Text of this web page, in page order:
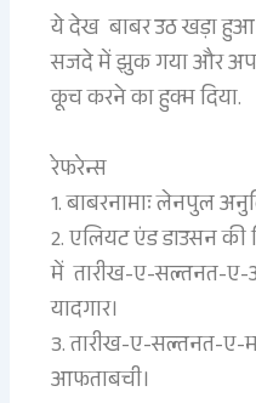
ये देख बाबर उठ खड़ा
सजदे में झुक गया और अपने
कूच करने का हुक्म दिया.
रेफरेन्स
1. बाबरनामाः लेनपुल
2. एलियट एंड डाउसन की
में तारीख-ए-सल्तनत-
यादगार।
3. तारीख-ए-सल्तनत-
आफताबची।